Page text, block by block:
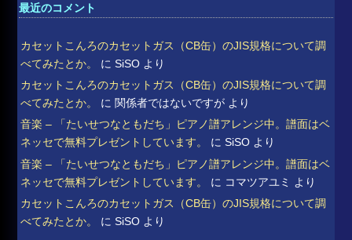
最近のコメント
カセットこんろのカセットガス（CB缶）のJIS規格について調
べてみたとか。
にSiSO より
カセットこんろのカセットガス（CB缶）のJIS規格について調
べてみたとか。
に 関係者ではないですが より
音楽 – 「たいせつなともだち」ピアノ譜アレンジ中。譜面はベ
ネッセで無料プレゼントしています。
にSiSO より
音楽 – 「たいせつなともだち」ピアノ譜アレンジ中。譜面はベ
ネッセで無料プレゼントしています。
に コマツアユミ
より
カセットこんろのカセットガス（CB缶）のJIS規格について調
べてみたとか。
にSiSO より